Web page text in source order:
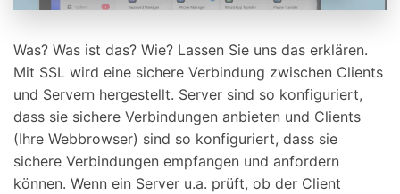
Was? Was ist das? Wie? Lassen Sie uns das erklären.
Mit SSL wird eine sichere Verbindung zwischen Clients
und Servern hergestellt. Server sind so konfiguriert,
dass sie sichere Verbindungen anbieten und Clients
(Ihre Webbrowser) sind so konfiguriert, dass sie
sichere Verbindungen empfangen und anfordern
können. Wenn ein Server u.a. prüft, ob der Client